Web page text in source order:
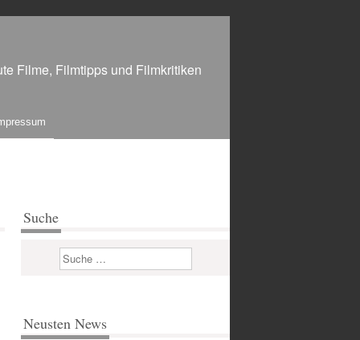
Filme, Filmtipps und Filmkritiken
Suche
Suchen
Neusten News